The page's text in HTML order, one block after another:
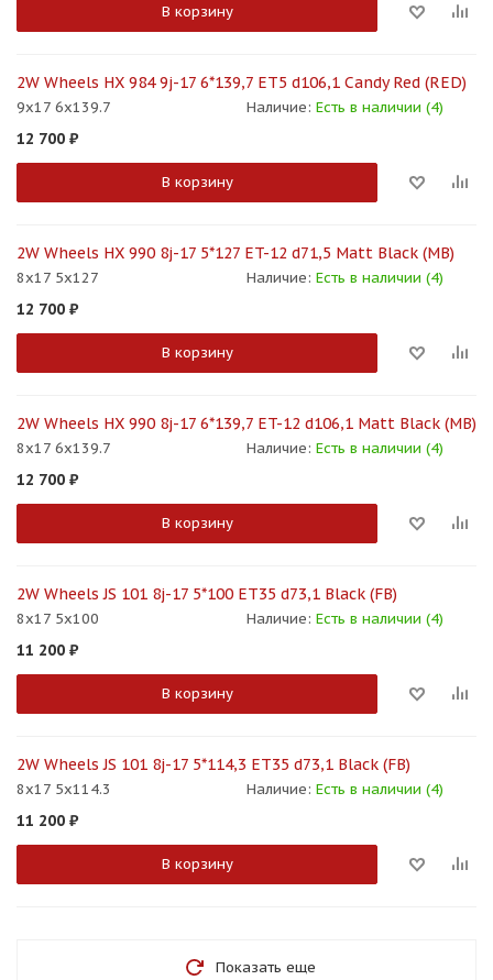
В корзину
2W Wheels HX 984 9j-17 6*139,7 ET5 d106,1 Candy Red (RED)
9x17 6x139.7 Наличие: Есть в наличии (4)
12 700 ₽
В корзину
2W Wheels HX 990 8j-17 5*127 ET-12 d71,5 Matt Black (MB)
8x17 5x127 Наличие: Есть в наличии (4)
12 700 ₽
В корзину
2W Wheels HX 990 8j-17 6*139,7 ET-12 d106,1 Matt Black (MB)
8x17 6x139.7 Наличие: Есть в наличии (4)
12 700 ₽
В корзину
2W Wheels JS 101 8j-17 5*100 ET35 d73,1 Black (FB)
8x17 5x100 Наличие: Есть в наличии (4)
11 200 ₽
В корзину
2W Wheels JS 101 8j-17 5*114,3 ET35 d73,1 Black (FB)
8x17 5x114.3 Наличие: Есть в наличии (4)
11 200 ₽
В корзину
Показать еще